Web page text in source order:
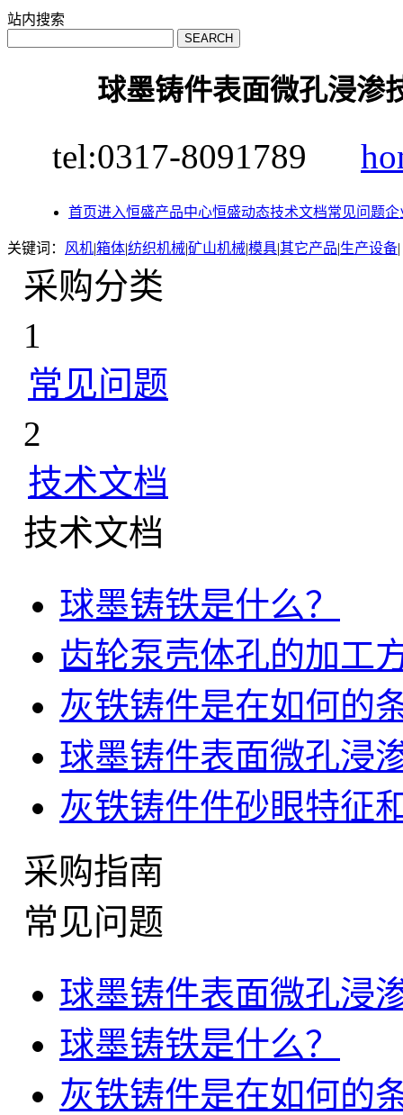
站内搜索
球墨铸件表面微孔浸渗
tel:0317-8091789
首页进入恒盛产品中心恒盛动态技术文档常见问题企
关键词： 风机|箱体|纺织机械|矿山机械|模具|其它产品|生产设备|
采购分类
1
常见问题
2
技术文档
技术文档
球墨铸铁是什么？
齿轮泵壳体孔的加工
灰铁铸件是在如何的
球墨铸件表面微孔浸
灰铁铸件件砂眼特征
采购指南
常见问题
球墨铸件表面微孔浸
球墨铸铁是什么？
灰铁铸件是在如何的